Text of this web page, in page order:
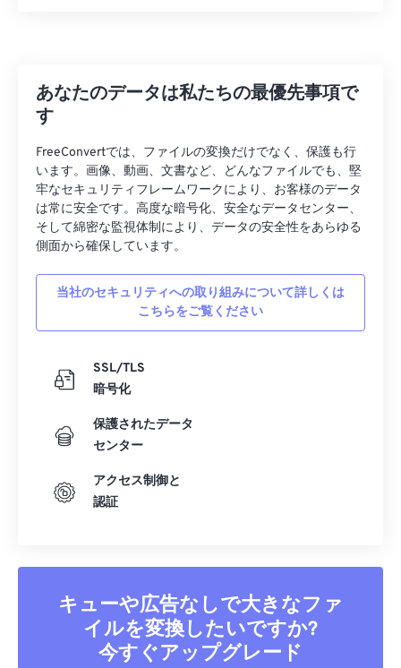
あなたのデータは私たちの最優先事項で
す
FreeConvertでは、ファイルの変換だけでなく、保護も行
います。画像、動画、文書など、どんなファイルでも、堅
牢なセキュリティフレームワークにより、お客様のデータ
は常に安全です。高度な暗号化、安全なデータセンター、
そして綿密な監視体制により、データの安全性をあらゆる
側面から確保しています。
当社のセキュリティへの取り組みについて詳しくは
こちらをご覧ください
SSL/TLS
暗号化
保護されたデータ
センター
アクセス制御と
認証
キューや広告なしで大きなファ
イルを変換したいですか?
今すぐアップグレード